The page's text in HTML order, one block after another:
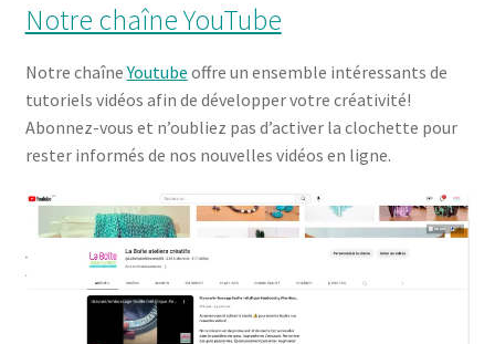
Notre chaîne YouTube
Notre chaîneYoutube offre un ensemble intéressants de
tutoriels vidéos afin de développer votre créativité!
Abonnez-vous et n’oubliez pas d’activer la clochette pour
rester informés de nos nouvelles vidéos en ligne.